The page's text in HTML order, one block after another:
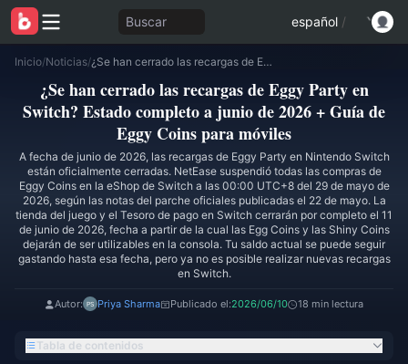
Buscar español /
Inicio/Noticias/ ¿Se han cerrado las recargas de Eggy Party en Switch? Estado completo a junio de 2026 + Guía de Eggy Coins para móviles
¿Se han cerrado las recargas de Eggy Party en
Switch? Estado completo a junio de 2026 + Guía de
Eggy Coins para móviles
A fecha de junio de 2026, las recargas de Eggy Party en Nintendo Switch
están oficialmente cerradas. NetEase suspendió todas las compras de
Eggy Coins en la eShop de Switch a las 00:00 UTC+8 del 29 de mayo de
2026, según las notas del parche oficiales publicadas el 22 de mayo. La
tienda del juego y el Tesoro de pago en Switch cerrarán por completo el 11
de junio de 2026, fecha a partir de la cual las Egg Coins y las Shiny Coins
dejarán de ser utilizables en la consola. Tu saldo actual se puede seguir
gastando hasta esa fecha, pero ya no es posible realizar nuevas recargas
en Switch.
Autor: Priya Sharma Publicado el:2026/06/10 18 min lectura
Tabla de contenidos